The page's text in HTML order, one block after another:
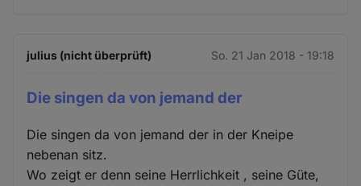
julius (nicht überprüft) So. 21 Jan 2018 - 19:18
Die singen da von jemand der
Die singen da von jemand der in der Kneipe
nebenan sitz.
Wo zeigt er denn seine Herrlichkeit , seine Güte,